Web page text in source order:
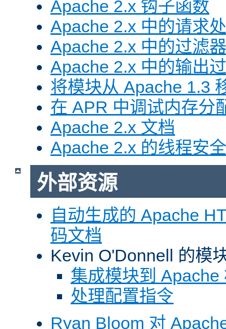
Apache 2.x 钩子函数
Apache 2.x 中的请求
Apache 2.x 中的过滤器
Apache 2.x 中的输出
将模块从 Apache 1.3
在 APR 中调试内存分
Apache 2.x 文档
Apache 2.x 的线程安
外部资源
自动生成的 Apache
码文档
Kevin O'Donnell 的模
集成模块到 Apache
处理配置指令
Ryan Bloom 对